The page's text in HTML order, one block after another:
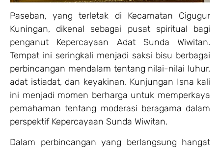
Paseban, yang terletak di Kecamatan Cigugur
Kuningan, dikenal sebagai pusat spiritual bagi
penganut Kepercayaan Adat Sunda Wiwitan.
Tempat ini seringkali menjadi saksi bisu berbagai
perbincangan mendalam tentang nilai-nilai luhur,
adat istiadat, dan keyakinan. Kunjungan Isna kali
ini menjadi momen berharga untuk memperkaya
pemahaman tentang moderasi beragama dalam
perspektif Kepercayaan Sunda Wiwitan.
Dalam perbincangan yang berlangsung hangat